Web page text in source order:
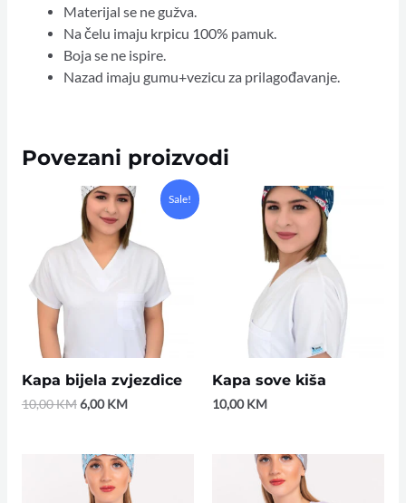
Materijal se ne gužva.
Na čelu imaju krpicu 100% pamuk.
Boja se ne ispire.
Nazad imaju gumu+vezicu za prilagođavanje.
Povezani proizvodi
Sale!
Kapa bijela zvjezdice
10,00KM
Original
price
was:
10,00 KM.
6,00KM
Current
price
is:
6,00 KM.
Kapa sove kiša
10,00KM